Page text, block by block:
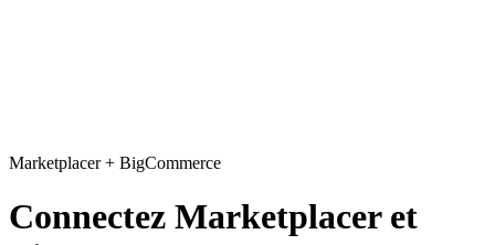
Marketplacer + BigCommerce
Connectez Marketplacer et